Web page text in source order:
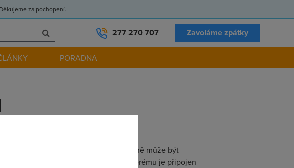
za pochopení.
277 270 707 Zavoláme zpátky
PORADNA
povoleno hlavně u notebooků, nicméně může být
zařízení najděte port USB, ke kterému je připojen